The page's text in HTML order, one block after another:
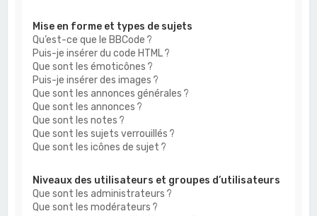
Mise en forme et types de sujets
Qu’est-ce que le BBCode ?
Puis-je insérer du code HTML ?
Que sont les émoticônes ?
Puis-je insérer des images ?
Que sont les annonces générales ?
Que sont les annonces ?
Que sont les notes ?
Que sont les sujets verrouillés ?
Que sont les icônes de sujet ?
Niveaux des utilisateurs et groupes d’utilisateurs
Que sont les administrateurs ?
Que sont les modérateurs ?